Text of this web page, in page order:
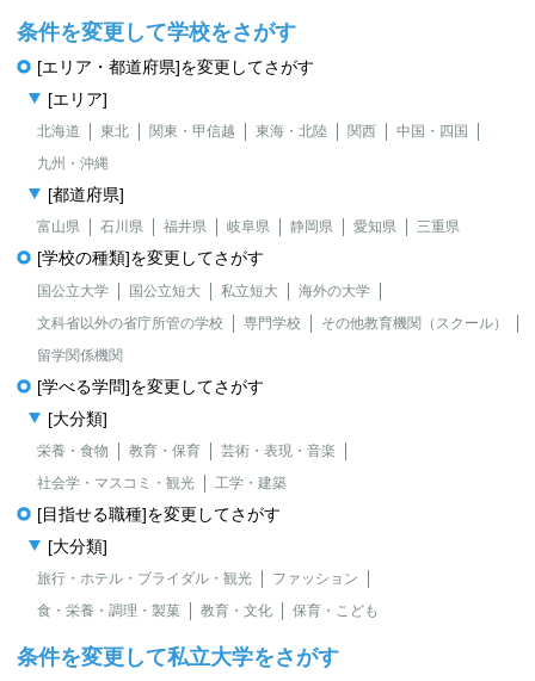
条件を変更して学校をさがす
[エリア・都道府県]を変更してさがす
[エリア]
北海道 東北 関東・甲信越 東海・北陸 関西
中国・四国
九州・沖縄
[都道府県]
富山県 石川県 福井県 岐阜県 静岡県 愛知県 三重県
[学校の種類]を変更してさがす
国公立大学 国公立短大 私立短大
海外の大学
文科省以外の省庁所管の学校
専門学校
その他教育機関（スクール）
留学関係機関
[学べる学問]を変更してさがす
[大分類]
栄養・食物 教育・保育
芸術・表現・音楽
社会学・マスコミ・観光
工学・建築
[目指せる職種]を変更してさがす
[大分類]
旅行・ホテル・ブライダル・観光
ファッション
食・栄養・調理・製菓
教育・文化 保育・こども
条件を変更して私立大学をさがす